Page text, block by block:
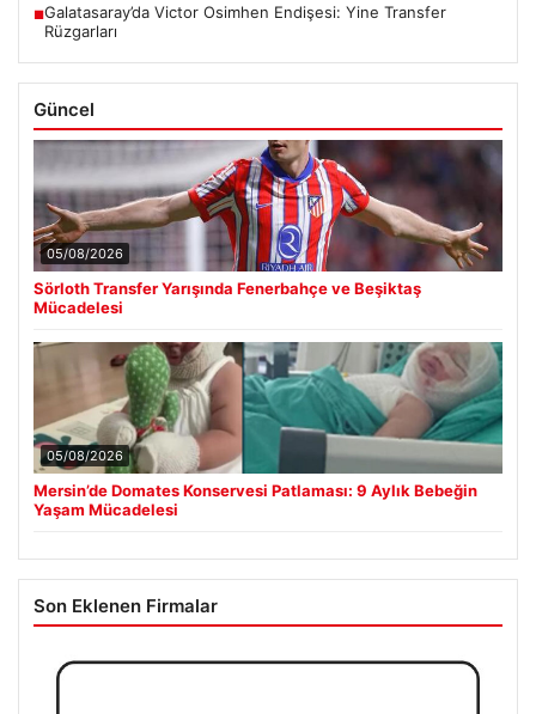
■Galatasaray’da Victor Osimhen Endişesi: Yine Transfer
Rüzgarları
Güncel
05/08/2026
Sörloth Transfer Yarışında Fenerbahçe ve Beşiktaş
Mücadelesi
05/08/2026
Mersin’de Domates Konservesi Patlaması: 9 Aylık Bebeğin
Yaşam Mücadelesi
Son Eklenen Firmalar